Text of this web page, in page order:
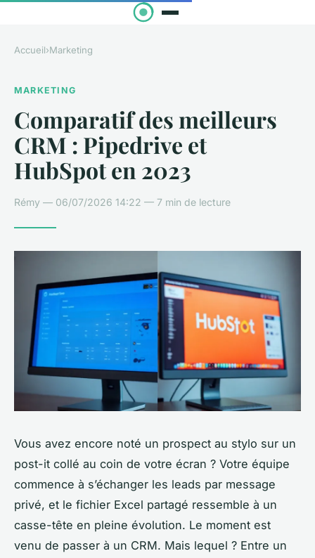
Accueil›Marketing
MARKETING
Comparatif des meilleurs
CRM : Pipedrive et
HubSpot en 2023
Rémy — 06/07/2026 14:22 — 7 min de lecture
Vous avez encore noté un prospect au stylo sur un
post-it collé au coin de votre écran ? Votre équipe
commence à s’échanger les leads par message
privé, et le fichier Excel partagé ressemble à un
casse-tête en pleine évolution. Le moment est
venu de passer à un CRM. Mais lequel ? Entre un